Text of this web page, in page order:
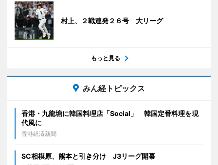
村上、２戦連発２６号 大リーグ
もっと見る
みん経トピックス
香港・九龍塘に韓国料理店「Social」 韓国定番料理を現
代風に
香港経済新聞
SC相模原、熊本と引き分け J3リーグ開幕